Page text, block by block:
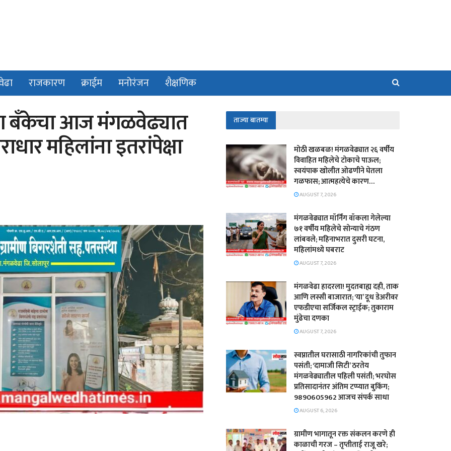
राजकारण क्राईम मनोरंजन शैक्षणिक
बँकेचा आज मंगळवेढ्यात
महिलांना इतरांपेक्षा
ताज्या बातम्या
मोठी खळबळ! मंगळवेढ्यात २६ वर्षीय
विवाहित महिलेचे टोकाचे पाऊल;
स्वयंपाक खोलीत ओढणीने घेतला
गळफास; आत्महत्येचे कारण…
AUGUST 7, 2026
मंगळवेढ्यात मॉर्निंग वॉकला गेलेल्या
७१ वर्षीय महिलेचे सोन्याचे गंठण
लांबवले; महिनाभरात दुसरी घटना,
महिलांमध्ये घबराट
AUGUST 7, 2026
​मंगळवेढा हादरला! मुदतबाह्य दही, ताक
आणि लस्सी बाजारात; ‘या’ दूध डेअरीवर
एफडीएचा सर्जिकल स्ट्राईक; ​तुकाराम
मुंढेचा दणका
AUGUST 7, 2026
स्वप्नातील घरासाठी नागरिकांची तुफान
पसंती; ‘दामाजी सिटी’ ठरतेय
मंगळवेढ्यातील पहिली पसंती; भरघोस
प्रतिसादानंतर अंतिम टप्प्यात बुकिंग;
9890605962 आजच संपर्क साधा
AUGUST 6, 2026
ग्रामीण भागातून रक्त संकलन करणे ही
काळाची गरज – तृप्तीताई राजू खरे;